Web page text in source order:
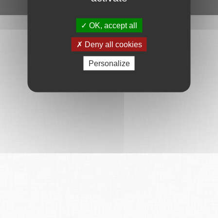
OK, accept all
Deny all cookies
Personalize
Ce service est proposé par